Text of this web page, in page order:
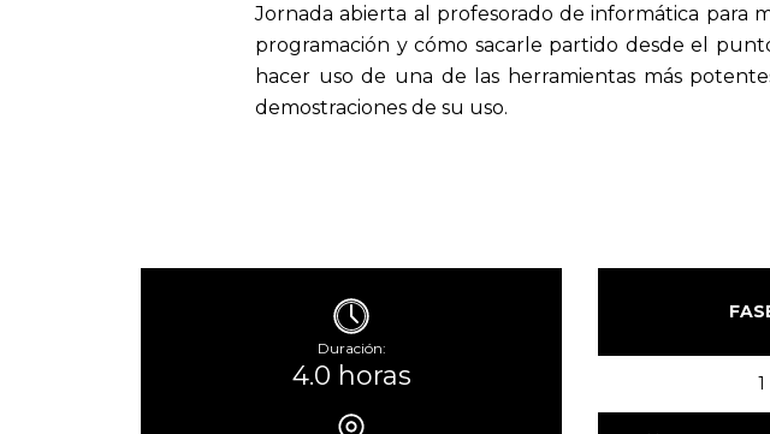
Jornada abierta al profesorado de informática
programación y cómo sacarle partido desde el
hacer uso de una de las herramientas más
demostraciones de su uso.
Duración:
4.0 horas 1